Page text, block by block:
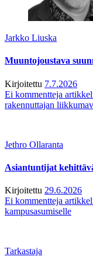
Jarkko Liuska
Muuntojoustava
Kirjoitettu 7.7.2026
Ei kommentteja
rakennuttajan
Jethro Ollaranta
Asiantuntijat
Kirjoitettu 29.6.2026
Ei kommentteja
kampusasumiselle
Tarkastaja